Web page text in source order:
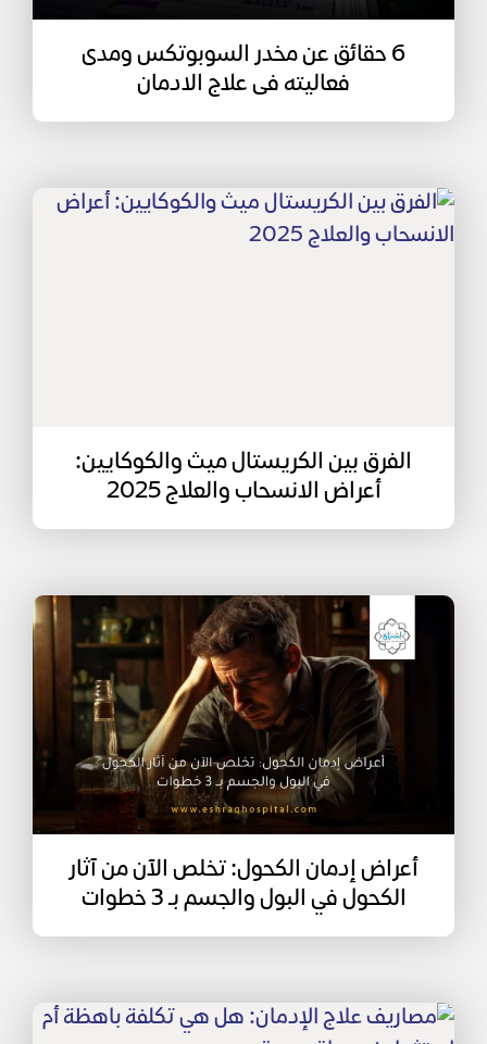
6 حقائق عن مخدر السوبوتكس ومدى
فعاليته فى علاج الادمان
الفرق بين الكريستال ميث والكوكايين:
أعراض الانسحاب والعلاج 2025
أعراض إدمان الكحول: تخلص الآن من آثار
الكحول في البول والجسم بـ 3 خطوات